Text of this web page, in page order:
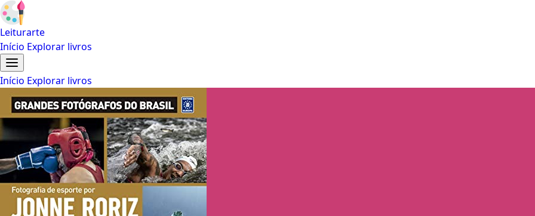
Leiturarte
Início Explorar livros
Início Explorar livros